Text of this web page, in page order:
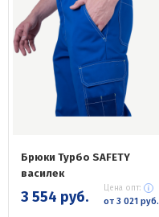
Брюки Турбо SAFETY
василек
3 554 руб. Цена опт:
от 3 021 руб.